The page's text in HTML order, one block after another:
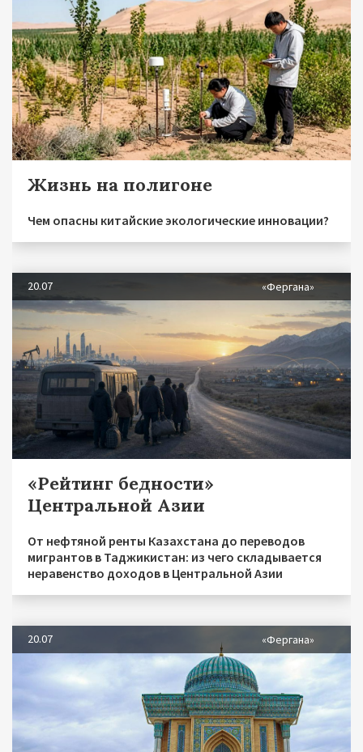
Жизнь на полигоне
Чем опасны китайские экологические инновации?
20.07 «Фергана»
«Рейтинг бедности»
Центральной Азии
От нефтяной ренты Казахстана до переводов
мигрантов в Таджикистан: из чего складывается
неравенство доходов в Центральной Азии
20.07 «Фергана»